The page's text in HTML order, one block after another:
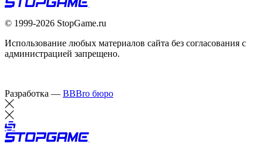
© 1999-2026 StopGame.ru
Использование любых материалов сайта без согласования с
администрацией запрещено.
Разработка — BBBro бюро